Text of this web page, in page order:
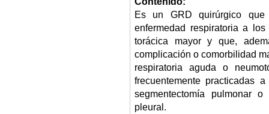
Es un GRD quirúrgico
enfermedad respiratoria a
torácica mayor y que,
complicación o comorbilidad
respiratoria aguda o
frecuentemente practicadas
segmentectomía pulmonar
pleural.